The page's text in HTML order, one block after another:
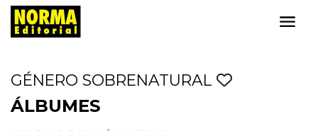
GÉNERO SOBRENATURAL
ÁLBUMES